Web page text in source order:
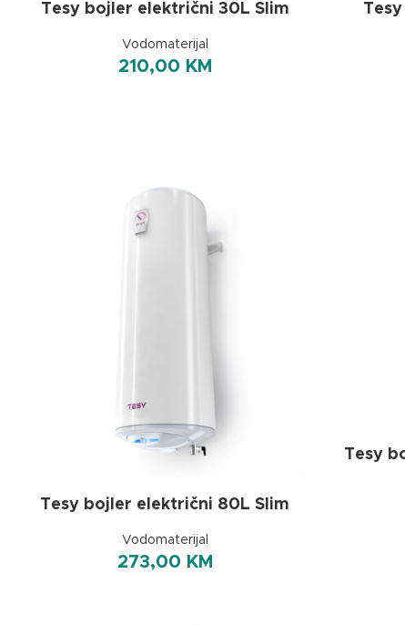
Tesy bojler električni 30L Slim
Vodomaterijal
210,00 KM
Tesy bojler električni 80L Slim
Vodomaterijal
273,00 KM
Tesy